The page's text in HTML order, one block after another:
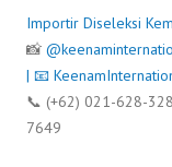
Importir Diseleksi
📸
| 📧
📞 (+62) 021-628-
7649